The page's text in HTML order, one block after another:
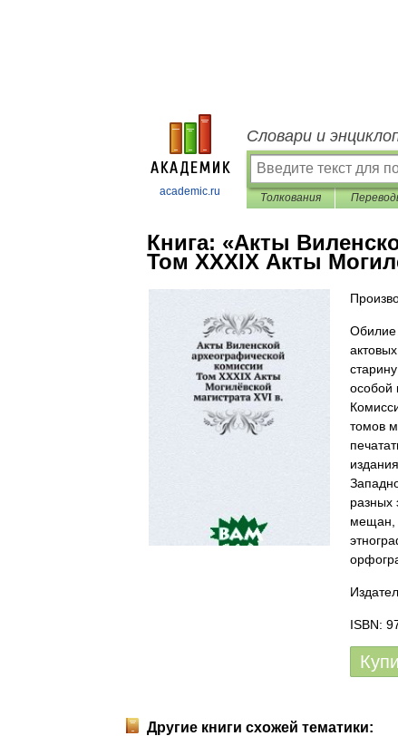
academic.ru
Словари и
Толкования
Книга: «Акты
Том XXXIX Акты
Обилие
особой
томов
разных
мещан,
ISBN:
Другие книги схожей тематики: